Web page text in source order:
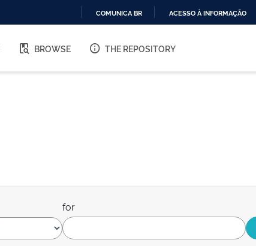
O
COMUNICA BR ACESSO À INFORMAÇÃO
BROWSE THE REPOSITORY
for